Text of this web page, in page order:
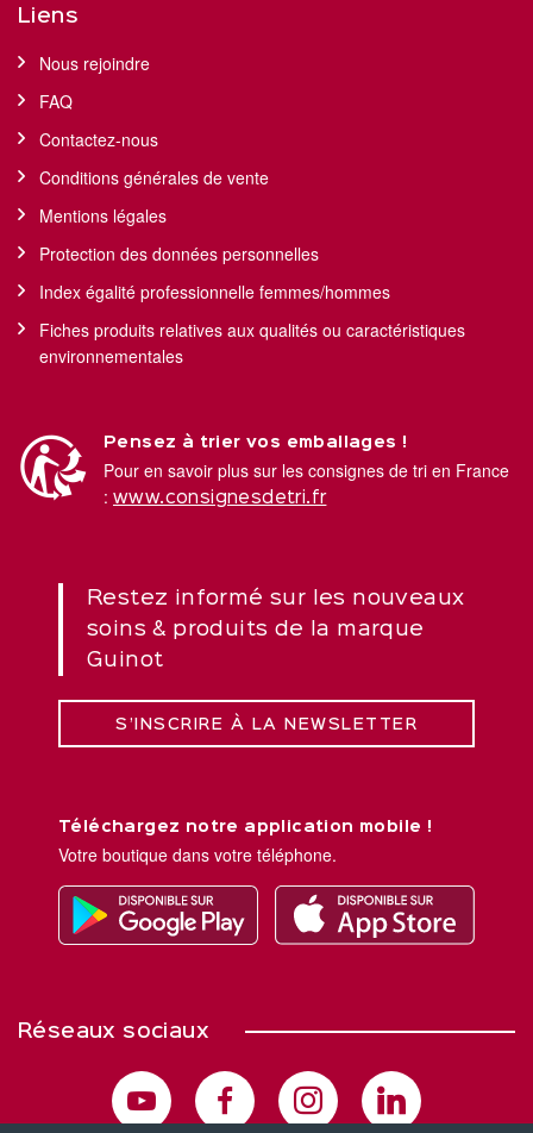
Liens
Nous rejoindre
FAQ
Contactez-nous
Conditions générales de vente
Mentions légales
Protection des données personnelles
Index égalité professionnelle femmes/hommes
Fiches produits relatives aux qualités ou caractéristiques
environnementales
Pensez à trier vos emballages !
Pour en savoir plus sur les consignes de tri en France
: www.consignesdetri.fr
Restez informé sur les nouveaux
soins & produits de la marque
Guinot
S’INSCRIRE À LA NEWSLETTER
Téléchargez notre application mobile !
Votre boutique dans votre téléphone.
Réseaux sociaux